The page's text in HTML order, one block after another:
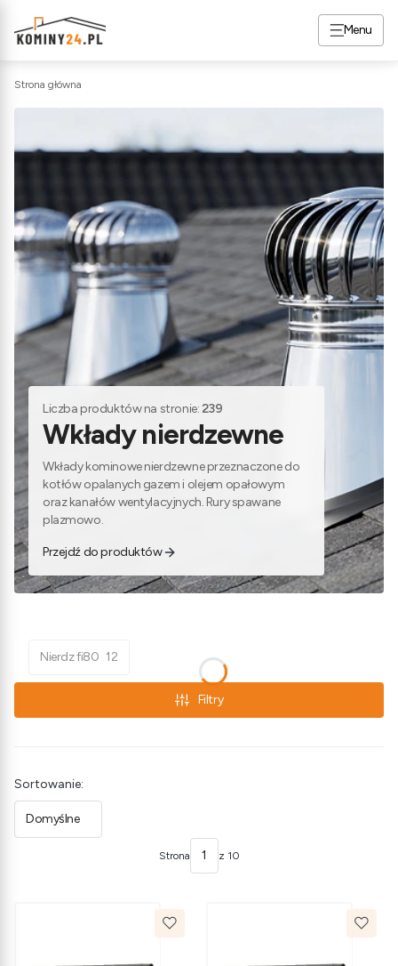
Menu
Strona główna
Liczba produktów na stronie: 239
Wkłady nierdzewne
Wkłady kominowe nierdzewne przeznaczone do
kotłów opalanych gazem i olejem opałowym
oraz kanałów wentylacyjnych. Rury spawane
plazmowo.
Przejdź do produktów
Nierdz fi80 12
Filtry
Lista produktów
Sortowanie:
Domyślne
Strona z 10